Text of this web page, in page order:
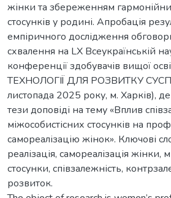
жінки та збереженням
стосунків у родині. Апробація
емпіричного дослідження
схвалення на LX Всеукраїнській
конференції здобувачів вищої
ТЕХНОЛОГІЇ ДЛЯ РОЗВИТКУ
листопада 2025 року, м. Харків),
тези доповіді на тему «Вплив
міжособистісних стосунків на
самореалізацію жінок». Ключові
реалізація, самореалізація жінки,
стосунки, співзалежність,
розвиток.